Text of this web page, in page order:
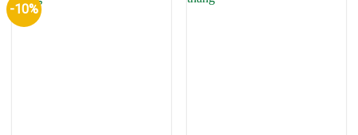
-10%